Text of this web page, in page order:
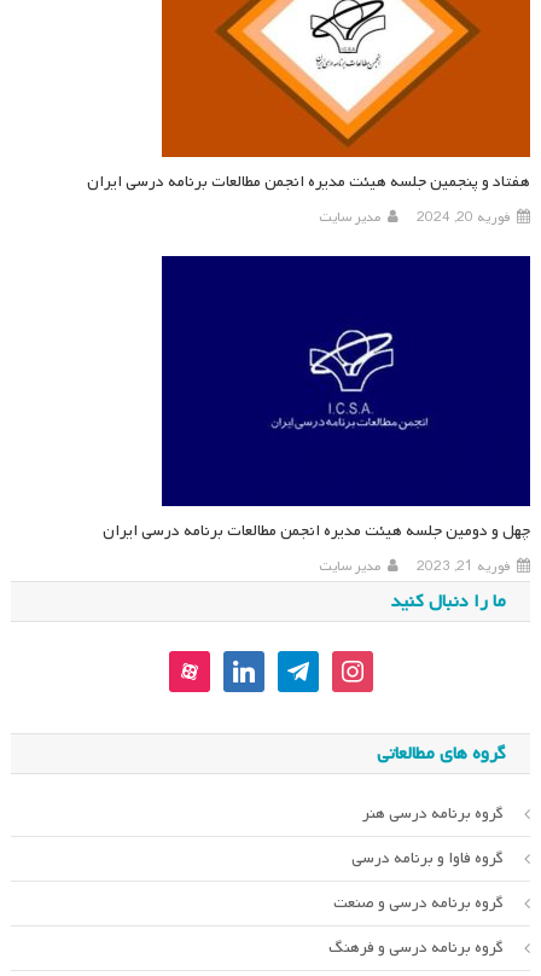
هفتاد و پنجمین جلسه هیئت مدیره انجمن مطالعات برنامه درسی ایران
فوریه 20, 2024 مدیر سایت
چهل و دومین جلسه هیئت مدیره انجمن مطالعات برنامه درسی ایران
فوریه 21, 2023 مدیر سایت
ما را دنبال کنید
instagram
telegram
linkedin
aparat
گروه های مطالعاتی
گروه برنامه درسی هنر
گروه فاوا و برنامه درسی
گروه برنامه درسی و صنعت
گروه برنامه درسی و فرهنگ